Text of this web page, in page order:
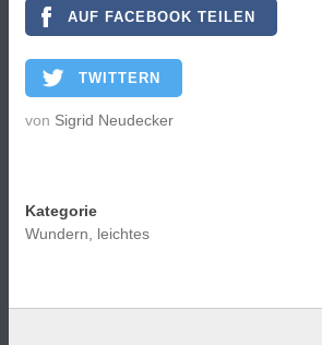
AUF FACEBOOK TEILEN
TWITTERN
von Sigrid Neudecker
Kategorie
Wundern, leichtes